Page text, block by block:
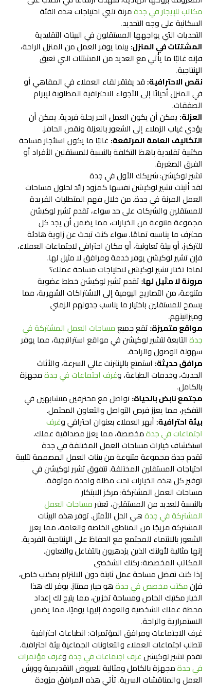
مكاتب للإيجار في جدةمرنة تلبي احتياجات هذه الفئة
السكانية على وجه التحديد.
التحديات التي يواجهها المستقلون في البيئات التقليدية
المشتتات في المنزل: بينما يوفر العمل من المنزل الراحة،
فإنه غالبًا ما يأتي مع العديد من المشتتات التي تعيق
الإنتاجية.
نقص الاحترافية: قد يفتقر لقاء العملاء في المقاهي أو
في المنزل أحيانًا إلى الأجواء الاحترافية المطلوبة لإبرام
الصفقات.
العزلة: يمكن أن يكون العمل الحر رحلة فردية. يمكن أن
يؤدي غياب الزملاء إلى الشعور بالعزلة ونقص الحافز.
التكاليف العامة المرتفعة: غالبًا ما يكون استئجار مساحة
مكتبية تقليدية باهظ التكلفة بالنسبة للمستقلين الأفراد أو
الفرق الصغيرة.
تشير لوكيشن: شريكك الأول في جدة
لقد أثبتت تشير لوكيشن نفسها كمزود رائد لحلول مساحات
العمل المرنة في جدة. من خلال فهم المتطلبات الفريدة
للمستقلين والشركات على حد سواء، تقدم تشير لوكيشن
مجموعة متنوعة من الخيارات، مما يضمن أن يجد كل
محترف ما يناسبه تمامًا. سواء كنت تبحث عن زاوية هادئة
للتركيز، أو بيئة تعاونية، أو مكان احترافي لاجتماعات العملاء،
فإن تشير لوكيشن يوفر خدمة ومرافق لا مثيل لها.
لماذا تختار تشير لوكيشن لاحتياجات مساحة عملك؟
مرونة لا مثيل لها: تقدم تشير لوكيشن خطط عضوية
متنوعة، من التصاريح اليومية إلى الاشتراكات الشهرية، مما
يسمح للمستقلين باختيار ما يناسب جدولهم الزمني
وميزانيتهم.
مواقع متميزة: تقع جميعمساحات العمل المشتركة في
جدة التابعة لتشير لوكيشن في مواقع استراتيجية، مما يوفر
سهولة الوصول والراحة.
مرافق حديثة: استمتع بالإنترنت عالي السرعة، والأثاث
الحديث، وخدمات الطباعة، وغرف اجتماعات في جدةمجهزة
بالكامل.
مجتمع نابض بالحياة: تواصل مع محترفين متشابهين في
التفكير، مما يعزز فرص التواصل والتعاون المحتمل.
بيئة احترافية: أبهر العملاء بعنوان احترافي وغرف
اجتماعات في جدةمخصصة، مما يعزز مصداقية عملك.
استكشاف خيارات مساحات العمل المختلفة في جدة
تقدم جدة مجموعة متنوعة من بيئات العمل المصممة لتلبية
احتياجات المستقلين المختلفة. تتفوق تشير لوكيشن في
توفير كل هذه الخيارات تحت مظلة واحدة موثوقة.
مساحات العمل المشتركة: مركز الابتكار
بالنسبة للعديد من المستقلين، تعتبر مساحات العمل
المشتركة في جدةهي الحل الأمثل. توفر هذه البيئات
المشتركة مزيجًا من المناطق الخاصة والعامة، مما يعزز
الشعور بالانتماء للمجتمع مع الحفاظ على الإنتاجية الفردية.
إنها مثالية لأولئك الذين يزدهرون بالتفاعل والتعاون.
المكاتب المخصصة: ركنك الشخصي
إذا كنت تفضل مساحة عمل ثابتة دون الالتزام بمكتب خاص،
فإنمكتب مخصص في جدةهو خيار ممتاز. يوفر لك هذا
الخيار مكتبك الخاص ومساحة تخزين، مما يتيح لك إعداد
محطة عملك الشخصية والعودة إليها يوميًا، مما يضمن
الاستمرارية والراحة.
غرف الاجتماعات ومرافق المؤتمرات: انطباعات احترافية
تتطلب اجتماعات العملاء والتعاونات الجماعية بيئة احترافية.
تقدم تشير لوكيشنغرف اجتماعات في جدةوغرف مؤتمرات
في جدةمجهزة بالكامل ومثالية للعروض التقديمية وورش
العمل والمناقشات السرية. تأتي هذه المرافق مزودة